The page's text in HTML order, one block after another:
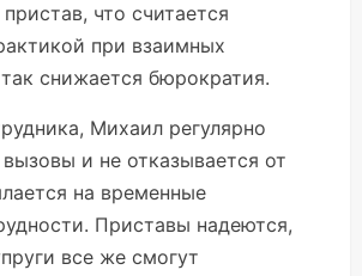
что считается
при взаимных
снижается бюрократия.
Михаил регулярно
и не отказывается от
на временные
Приставы надеются,
все же смогут